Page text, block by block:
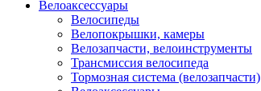
Велоаксессуары
Велосипеды
Велопокрышки, камеры
Велозапчасти, велоинструменты
Трансмиссия велосипеда
Тормозная система (велозапчасти)